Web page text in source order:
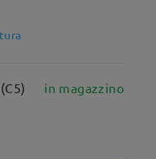
in magazzino